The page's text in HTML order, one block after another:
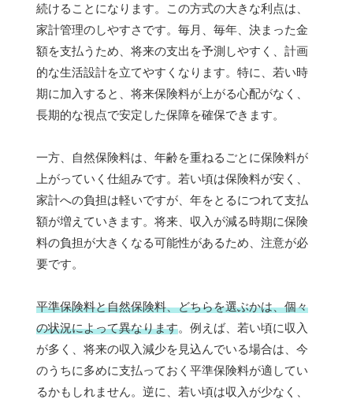
続けることになります。この方式の大きな利点は、
家計管理のしやすさです。毎月、毎年、決まった金
額を支払うため、将来の支出を予測しやすく、計画
的な生活設計を立てやすくなります。特に、若い時
期に加入すると、将来保険料が上がる心配がなく、
長期的な視点で安定した保障を確保できます。
一方、自然保険料は、年齢を重ねるごとに保険料が
上がっていく仕組みです。若い頃は保険料が安く、
家計への負担は軽いですが、年をとるにつれて支払
額が増えていきます。将来、収入が減る時期に保険
料の負担が大きくなる可能性があるため、注意が必
要です。
平準保険料と自然保険料、どちらを選ぶかは、個々
の状況によって異なります。例えば、若い頃に収入
が多く、将来の収入減少を見込んでいる場合は、今
のうちに多めに支払っておく平準保険料が適してい
るかもしれません。逆に、若い頃は収入が少なく、